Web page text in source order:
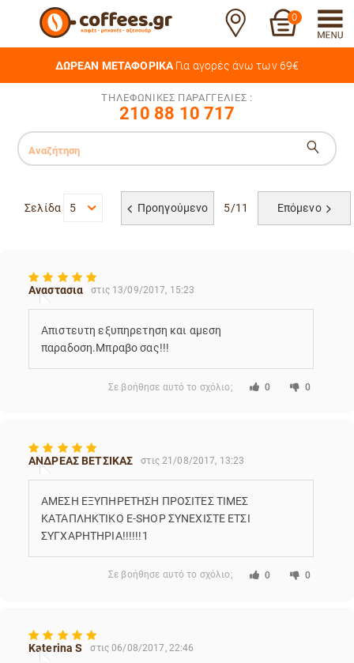
0
ΔΩΡΕΑΝ ΜΕΤΑΦΟΡΙΚΑ Για αγορές άνω των 69€
ΤΗΛΕΦΩΝΙΚΕΣ ΠΑΡΑΓΓΕΛΙΕΣ :
210 88 10 717
Σελίδα 5 Προηγούμενο 5/11 Επόμενο
Αναστασια στις 13/09/2017, 15:23
Απιστευτη εξυπηρετηση και αμεση
παραδοση.Μπραβο σας!!!
Σε βοήθησε αυτό το σχόλιο; 0 0
ΑΝΔΡΕΑΣ ΒΕΤΣΙΚΑΣ στις 21/08/2017, 13:23
ΑΜΕΣΗ ΕΞΥΠΗΡΕΤΗΣΗ ΠΡΟΣΙΤΕΣ ΤΙΜΕΣ
ΚΑΤΑΠΛΗΚΤΙΚΟ Ε-SHOP ΣΥΝΕΧΙΣΤΕ ΕΤΣΙ
ΣΥΓΧΑΡΗΤΗΡΙΑ!!!!!!1
Σε βοήθησε αυτό το σχόλιο; 0 0
Katerina S στις 06/08/2017, 22:46